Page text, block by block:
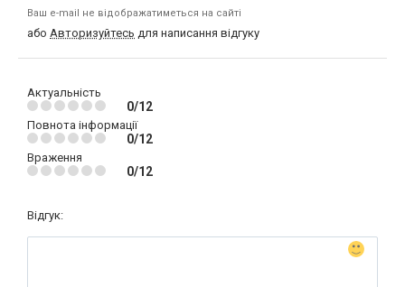
Ваш e-mail не відображатиметься на сайті
або Авторизуйтесь для написання відгуку
Актуальність
0/12
Повнота інформації
0/12
Враження
0/12
Відгук: